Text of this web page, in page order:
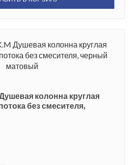
колонна круглая
без смесителя,